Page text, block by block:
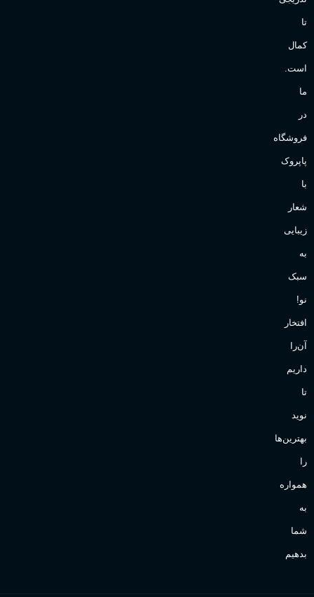
تا
کمال
است.
ما
در
فروشگاه
پاپروک
با
شعار
زیبایی
به
سبک
نو!
افتخار
آن‌را
داریم
تا
نوید
بهترین‌ها
را
همواره
به
شما
بدهیم